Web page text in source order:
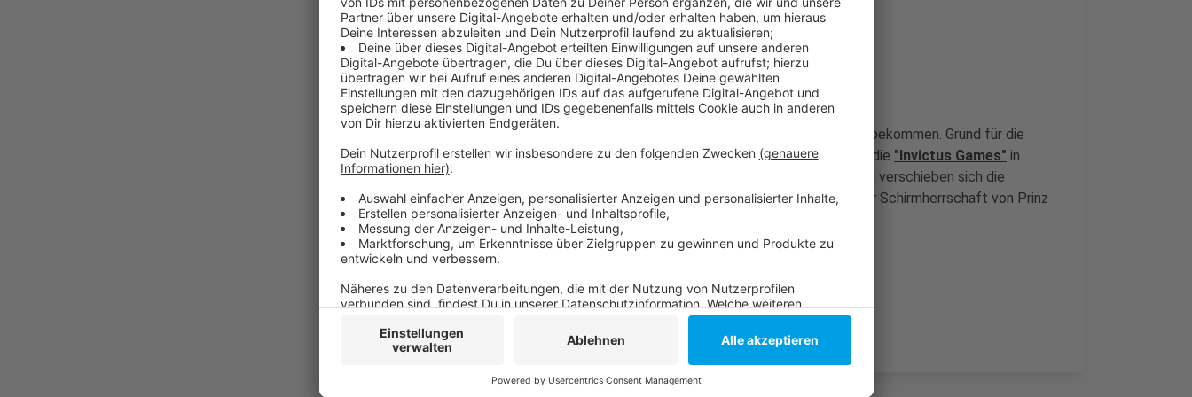
Veröffentlicht:Mittwoch, 01.07.2020 12:24
Anzeige
Düsseldorf hatte den Zuschlag für die Spiele Anfang des Jahres bekommen. Grund für die
Verschiebung ist jetzt die Corona-Pandemie. Sie verhindert, dass die "Invictus Games" in
diesem Jahr wie geplant in Den Haag stattfinden können. Dadurch verschieben sich die
Wettkämpfe jetzt jeweils um ein Jahr. Die Spiele stehen unter der Schirmherrschaft von Prinz
Harry. Ihr Zentrum in Düsseldorf wird die Arena in Stockum sein.
Anzeige